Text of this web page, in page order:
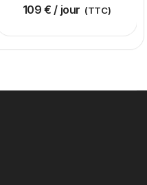
109€ / jour (TTC)